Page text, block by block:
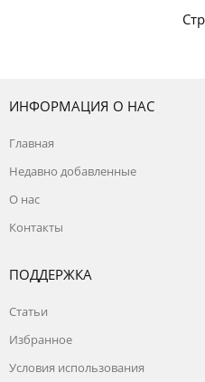
ИНФОРМАЦИЯ О НАС
Главная
Недавно добавленные
О нас
Контакты
ПОДДЕРЖКА
Статьи
Избранное
Условия использования